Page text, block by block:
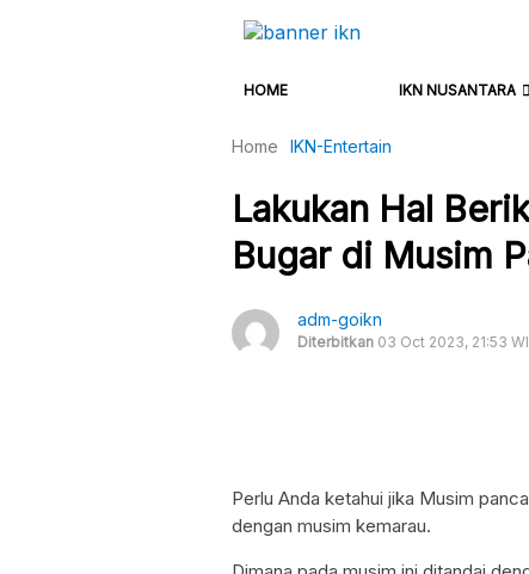
HOME IKN NUSANTARA
Home IKN-Entertain
Lakukan Hal
Bugar di Musim
adm-goikn
Diterbitkan 03 Oct 2023, 21:53
Perlu Anda ketahui jika Musim
dengan musim kemarau.